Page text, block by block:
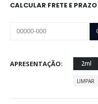
CALCULAR FRETE E PRAZO
APRESENTAÇÃO 2ml
LIMPAR